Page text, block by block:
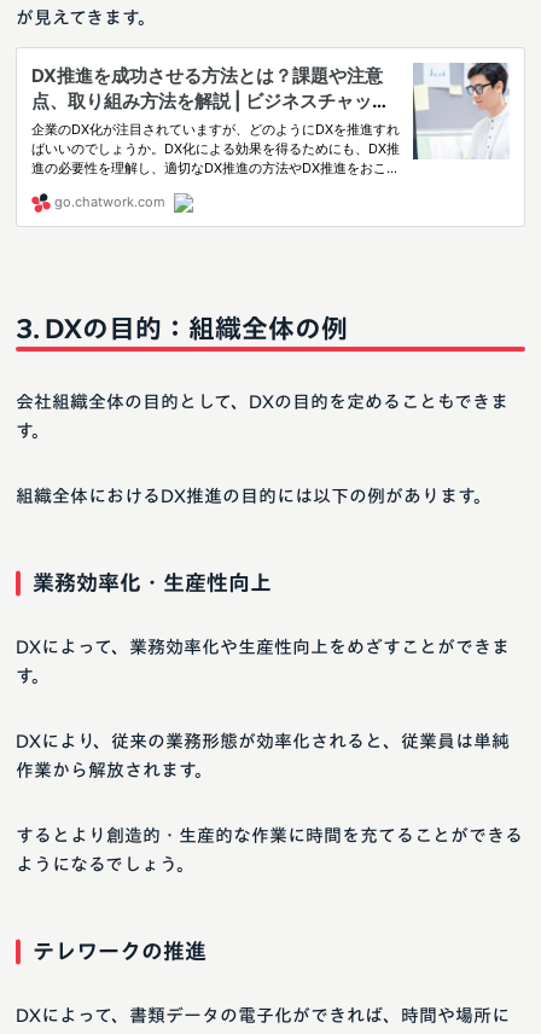
が見えてきます。
DXの目的：組織全体の例
会社組織全体の目的として、DXの目的を定めることもできま
す。
組織全体におけるDX推進の目的には以下の例があります。
業務効率化・生産性向上
DXによって、業務効率化や生産性向上をめざすことができま
す。
DXにより、従来の業務形態が効率化されると、従業員は単純
作業から解放されます。
するとより創造的・生産的な作業に時間を充てることができる
ようになるでしょう。
テレワークの推進
DXによって、書類データの電子化ができれば、時間や場所に